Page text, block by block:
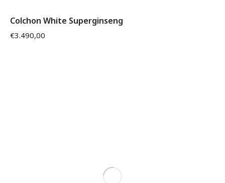
Colchon White Superginseng
€3.490,00